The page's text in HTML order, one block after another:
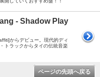
- Shadow Play
からデビュー。現代的ディ
トラックからタイの伝統音楽
ページの先頭へ戻る